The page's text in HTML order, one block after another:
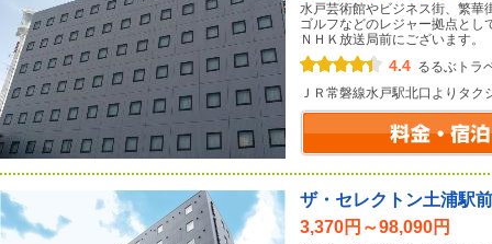
水戸芸術館やビジネス街、繁華
ゴルフなどのレジャー拠点とし
ＮＨＫ放送局前にございます。
4.4 るるぶトラ
ＪＲ常磐線水戸駅北口よりタク
ザ・セレクトン土浦駅前
3,370円～98,090円